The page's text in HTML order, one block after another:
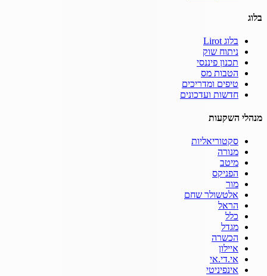
בלוג
בלוג Lirot
ניתוח שוק
תכנון פיננסי
הטבות מס
טיפים ומדריכים
חדשות ועדכונים
מנהלי השקעות
סקטוריאליות
מנורה
מיטב
הפניקס
מור
אלטשולר שחם
הראל
כלל
מגדל
הכשרה
איילון
אי.די.אי
אינפיניטי